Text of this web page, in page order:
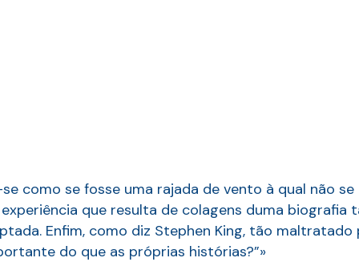
como se fosse uma rajada de vento à qual não
que resulta de colagens duma
Enfim, como diz Stephen King, tão
do que as próprias histórias?”»